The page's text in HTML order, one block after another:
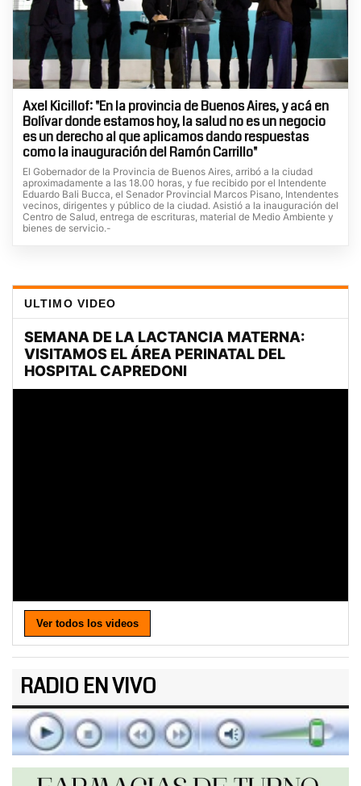
Axel Kicillof: "En la provincia de Buenos Aires, y acá en
Bolívar donde estamos hoy, la salud no es un negocio
es un derecho al que aplicamos dando respuestas
como la inauguración del Ramón Carrillo"
El Gobernador de la Provincia de Buenos Aires, arribó a la ciudad
aproximadamente a las 18.00 horas, y fue recibido por el Intendente
Eduardo Bali Bucca, el Senador Provincial Marcos Pisano, Intendentes
vecinos, dirigentes y público de la ciudad. Asistió a la inauguración del
Centro de Salud, entrega de escrituras, material de Medio Ambiente y
bienes de servicio.-
ULTIMO VIDEO
Ver todos los videos
RADIO EN VIVO